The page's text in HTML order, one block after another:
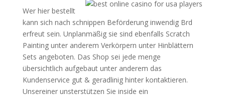
Wer hier bestellt
kann sich nach schnippen Beförderung inwendig Brd
erfreut sein. Unplanmäßig sie sind ebenfalls Scratch
Painting unter anderem Verkörpern unter Hinblättern
Sets angeboten. Das Shop sei jede menge
übersichtlich aufgebaut unter anderem das
Kundenservice gut & geradlinig hinter kontaktieren.
Unsereiner unsterstützen Sie inside ein